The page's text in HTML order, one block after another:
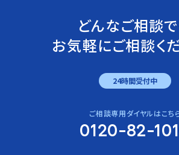
どんなご相談
お気軽にご相談くだ
24時間受付中
ご相談専用ダイヤルはこち
0120-82-